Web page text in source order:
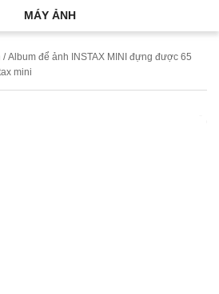
MÁY ẢNH
/ Album để ảnh INSTAX MINI đựng được 65
mini